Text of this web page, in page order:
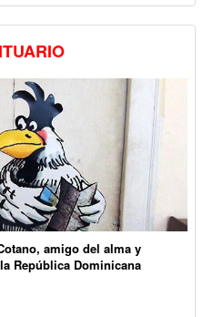
amigo del alma y
República Dominicana